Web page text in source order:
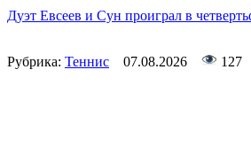
Дуэт Евсеев и Сун проиграл в
Рубрика: Теннис 07.08.2026 127